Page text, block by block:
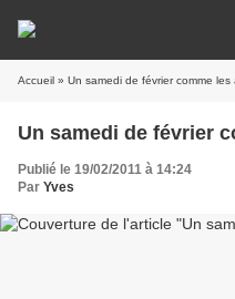
Accueil » Un samedi de février comme les
Un samedi de février
Publié le 19/02/2011 à 14:24
Par Yves